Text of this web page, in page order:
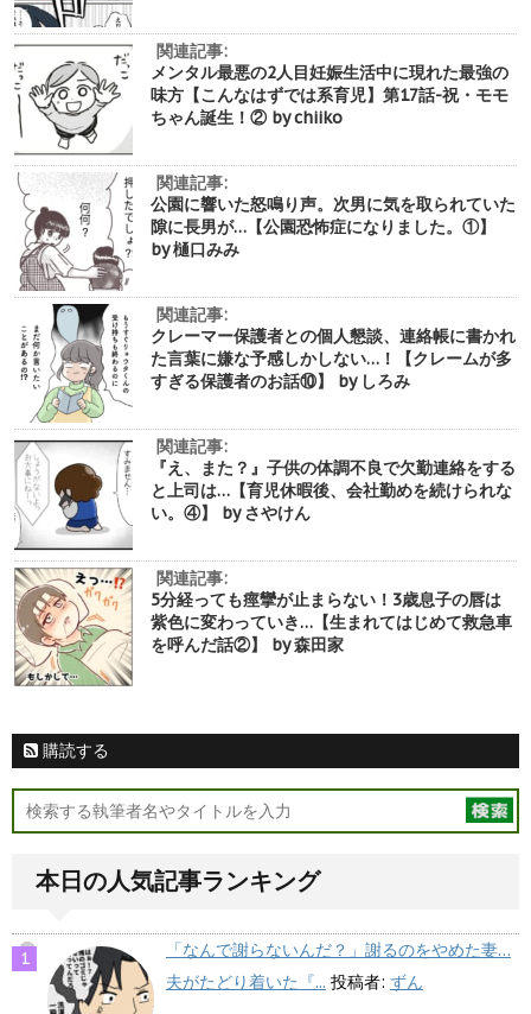
関連記事:
メンタル最悪の2人目妊娠生活中に現れた最強の
味方【こんなはずでは系育児】第17話-祝・モモ
ちゃん誕生！② by chiiko
関連記事:
公園に響いた怒鳴り声。次男に気を取られていた
隙に長男が…【公園恐怖症になりました。①】
by 樋口みみ
関連記事:
クレーマー保護者との個人懇談、連絡帳に書かれ
た言葉に嫌な予感しかしない…！【クレームが多
すぎる保護者のお話⑩】 by しろみ
関連記事:
『え、また？』子供の体調不良で欠勤連絡をする
と上司は…【育児休暇後、会社勤めを続けられな
い。④】 by さやけん
関連記事:
5分経っても痙攣が止まらない！3歳息子の唇は
紫色に変わっていき…【生まれてはじめて救急車
を呼んだ話②】 by 森田家
購読する
本日の人気記事ランキング
「なんで謝らないんだ？」謝るのをやめた妻…
夫がたどり着いた『... 投稿者: ずん